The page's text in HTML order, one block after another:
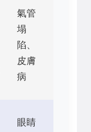
氣管
塌
陷、
皮膚
病
眼睛